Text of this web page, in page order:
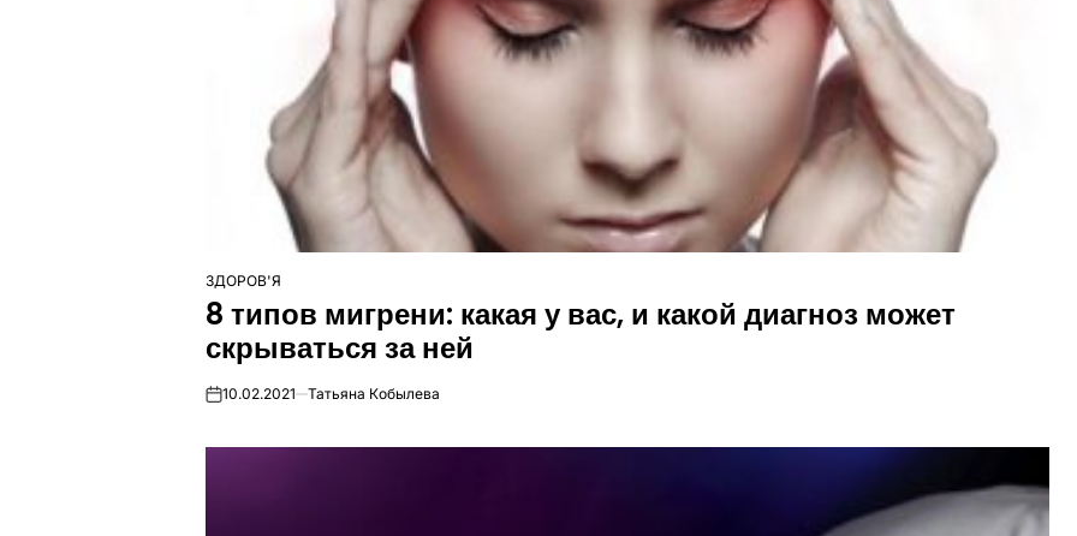
ОПУБЛІКУВАТИ
У
ЗДОРОВ'Я
8 типов мигрени: какая у вас, и какой диагноз может
скрываться за ней
on10.02.2021 Татьяна Кобылева